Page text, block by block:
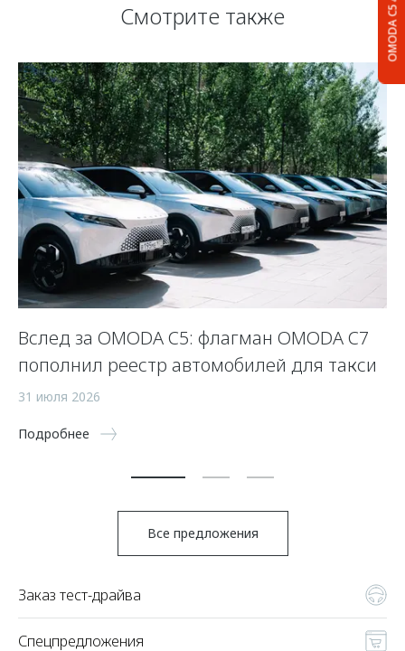
OMODA C5
Смотрите также
Вслед за OMODA C5: флагман OMODA C7
пополнил реестр автомобилей для такси
31 июля 2026
Подробнее
Все предложения
Заказ тест-драйва
Спецпредложения